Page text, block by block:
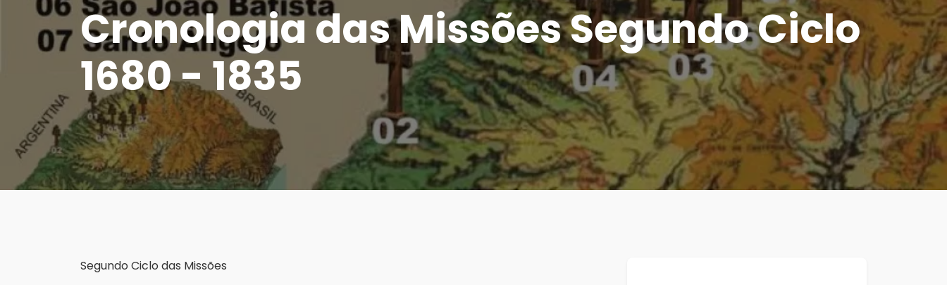
Cronologia das Missões Segundo Ciclo
1680 - 1835
Segundo Ciclo das Missões